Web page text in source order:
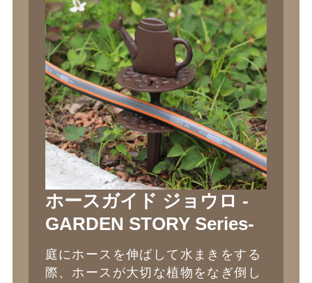
ホースガイド ジョウロ -
GARDEN STORY Series-
庭にホースを伸ばして水まきをする
際、ホースが大切な植物をなぎ倒し